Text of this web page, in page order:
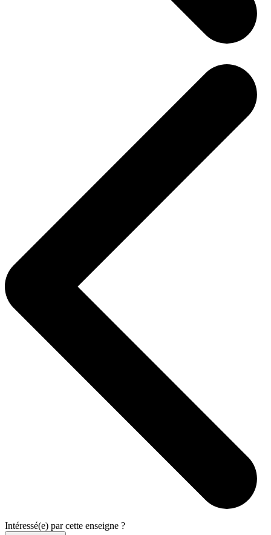
Intéressé(e) par cette enseigne ?